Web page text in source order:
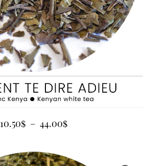
10.50$ – 44.00$